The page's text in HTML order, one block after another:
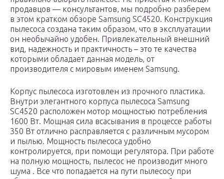
продавцов — консультантов, мы подробно разберем
в этом кратком обзоре Samsung SC4520. Конструкция
пылесоса создана таким образом, что в эксплуатации
он необычайно удобен. Привлекательный внешний
вид, надежность и практичность – это те качества
которыми обладает данная модель, от
производителя с мировым именем Samsung.
Корпус пылесоса изготовлен из прочного пластика.
Внутри элегантного корпуса пылесоса Samsung
SC4520 расположен мотор мощностью потребления
1600 Вт. Мощная сила всасывания в процессе работы
350 Вт отлично расправляется с различным мусором
и пылью. Мощность пылесоса удобно
контролируется, при помощи регулятора. При работе
на полную мощность, пылесос не производит много
шума . Все что попадается на пути пылесосу при